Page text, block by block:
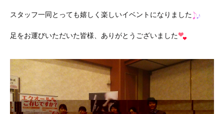
スタッフ一同とっても嬉しく楽しいイベントになりました
足をお運びいただいた皆様、ありがとうございました